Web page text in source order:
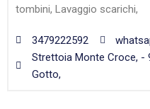
tombini, Lavaggio scarichi,
3479222592
Strettoia Monte Croce, -
Gotto,